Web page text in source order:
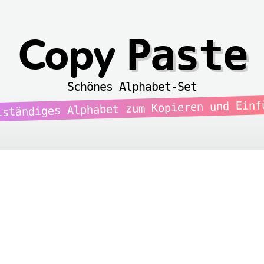
Copy Paste
Schönes Alphabet-Set
Alphabet zum Kopieren und